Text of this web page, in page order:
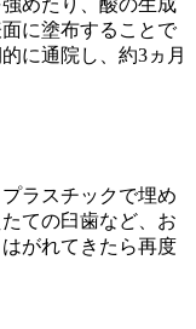
めたり、酸の生成
に塗布することで
に通院し、約3ヵ月
ラスチックで埋め
ての臼歯など、お
がれてきたら再度